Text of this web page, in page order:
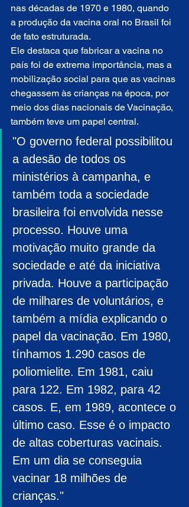
nas décadas de 1970 e 1980, quando
a produção da vacina oral no Brasil foi
de fato estruturada.
Ele destaca que fabricar a vacina no
país foi de extrema importância, mas a
mobilização social para que as vacinas
chegassem às crianças na época, por
meio dos dias nacionais de Vacinação,
também teve um papel central.
"O governo federal possibilitou
a adesão de todos os
ministérios à campanha, e
também toda a sociedade
brasileira foi envolvida nesse
processo. Houve uma
motivação muito grande da
sociedade e até da iniciativa
privada. Houve a participação
de milhares de voluntários, e
também a mídia explicando o
papel da vacinação. Em 1980,
tínhamos 1.290 casos de
poliomielite. Em 1981, caiu
para 122. Em 1982, para 42
casos. E, em 1989, acontece o
último caso. Esse é o impacto
de altas coberturas vacinais.
Em um dia se conseguia
vacinar 18 milhões de
crianças."